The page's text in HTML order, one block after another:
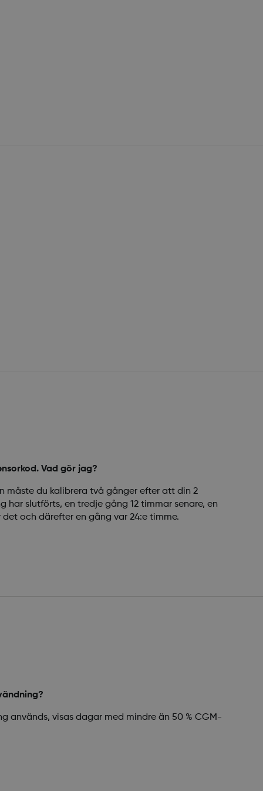
Vad gör jag?
måste du kalibrera två gånger efter att din 2
har slutförts, en tredje gång 12 timmar senare, en
och därefter en gång var 24:e timme.
används, visas dagar med mindre än 50 % CGM-